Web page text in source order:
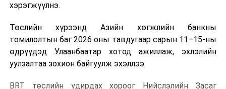
хэрэгжүүлнэ.
Төслийн хүрээнд Азийн хөгжлийн банкны
томилолтын баг 2026 оны тавдугаар сарын 11–15-ны
өдрүүдэд Улаанбаатар хотод ажиллаж, эхлэлийн
уулзалтаа зохион байгуулж эхэллээ.
BRT төслийн удирдах хороог Нийслэлийн Засаг